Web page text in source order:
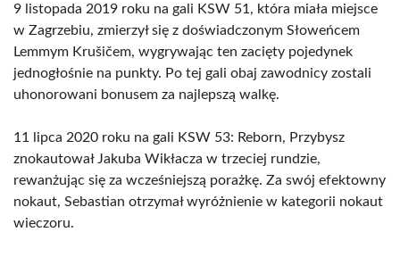
9 listopada 2019 roku na gali KSW 51, która miała miejsce
w Zagrzebiu, zmierzył się z doświadczonym Słoweńcem
Lemmym Krušičem, wygrywając ten zacięty pojedynek
jednogłośnie na punkty. Po tej gali obaj zawodnicy zostali
uhonorowani bonusem za najlepszą walkę.
11 lipca 2020 roku na gali KSW 53: Reborn, Przybysz
znokautował Jakuba Wikłacza w trzeciej rundzie,
rewanżując się za wcześniejszą porażkę. Za swój efektowny
nokaut, Sebastian otrzymał wyróżnienie w kategorii nokaut
wieczoru.